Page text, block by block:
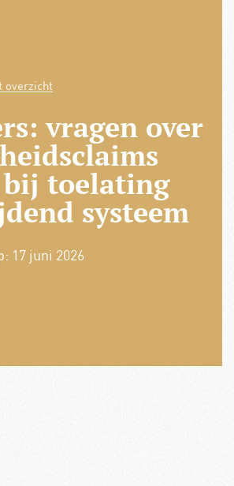
overzicht
vragen over
bij toelating
systeem
17 juni 2026